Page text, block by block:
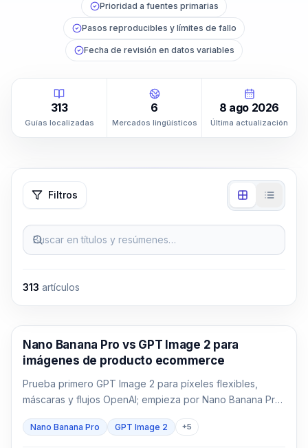
Prioridad a fuentes primarias
Pasos reproducibles y límites de fallo
Fecha de revisión en datos variables
313
Guías localizadas
6
Mercados lingüísticos
8 ago 2026
Última actualización
Filtros
Buscar en títulos y resúmenes…
313 artículos
Generación de imágenes con IA
Nano Banana Pro vs GPT Image 2 para
imágenes de producto ecommerce
Prueba primero GPT Image 2 para píxeles flexibles,
máscaras y flujos OpenAI; empieza por Nano Banana Pro
ambos cuando el envase, el texto localizado o el héroe
Nano Banana Pro GPT Image 2 +5